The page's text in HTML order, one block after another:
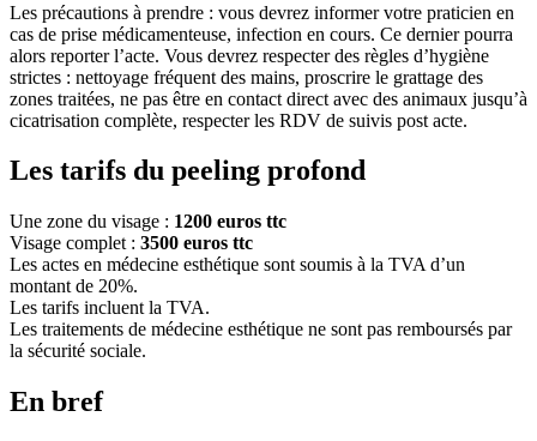
Les précautions à prendre : vous devrez informer votre praticien en
cas de prise médicamenteuse, infection en cours. Ce dernier pourra
alors reporter l’acte. Vous devrez respecter des règles d’hygiène
strictes : nettoyage fréquent des mains, proscrire le grattage des
zones traitées, ne pas être en contact direct avec des animaux jusqu’à
cicatrisation complète, respecter les RDV de suivis post acte.
Les tarifs du peeling profond
Une zone du visage : 1200 euros ttc
Visage complet : 3500 euros ttc
Les actes en médecine esthétique sont soumis à la TVA d’un
montant de 20%.
Les tarifs incluent la TVA.
Les traitements de médecine esthétique ne sont pas remboursés par
la sécurité sociale.
En bref